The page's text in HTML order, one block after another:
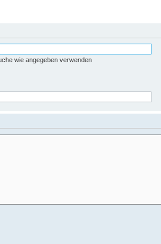
wie angegeben verwenden